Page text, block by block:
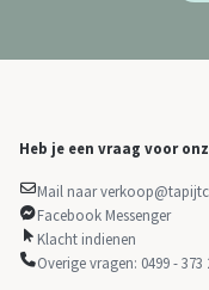
Heb je een vraag voor
Mail naar
Facebook Messenger
Klacht indienen
Overige vragen: 0499 - 373